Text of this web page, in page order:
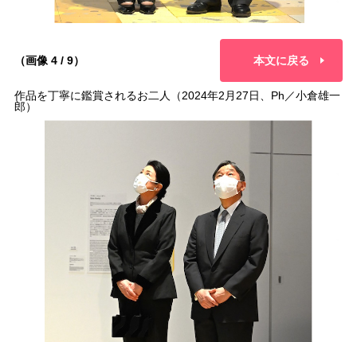
（画像 4 / 9） 本文に戻る
作品を丁寧に鑑賞されるお二人（2024年2月27日、Ph／小倉雄一
郎）